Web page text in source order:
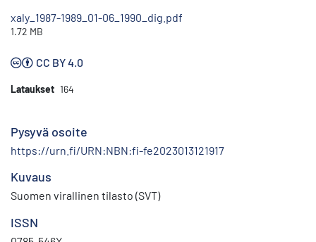
xaly_1987-1989_01-06_1990_dig.pdf
1.72 MB
CC BY 4.0
Lataukset 164
Pysyvä osoite
https://urn.fi/URN:NBN:fi-fe2023013121917
Kuvaus
Suomen virallinen tilasto (SVT)
ISSN